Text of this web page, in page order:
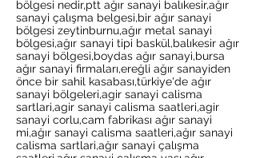
bölgesi nedir,ptt ağır sanayi balıkesir,ağır
sanayi çalışma belgesi,bir ağır sanayi
bölgesi zeytinburnu,ağır metal sanayi
bölgesi,ağır sanayi tipi baskül,balıkesir ağır
sanayi bölgesi,boydas ağır sanayi,bursa
ağır sanayi firmaları,ereğli ağır sanayiden
önce bir sahil kasabası,türkiye'de ağır
sanayi bölgeleri,agir sanayi calisma
sartlari,agir sanayi calisma saatleri,agir
sanayi corlu,cam fabrikası ağır sanayi
mi,ağır sanayi calisma saatleri,ağır sanayi
calisma sartlari,ağır sanayi çalışma